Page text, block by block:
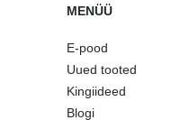
MENÜÜ
E-pood
Uued tooted
Kingiideed
Blogi